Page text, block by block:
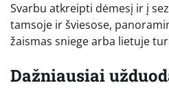
Svarbu atkreipti dėmesį ir į
tamsoje ir šviesose,
žaismas sniege arba lietuje
Dažniausiai